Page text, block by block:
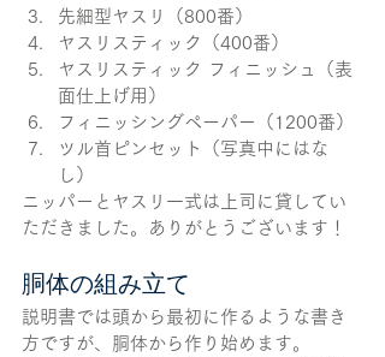
先細型ヤスリ（800番）
ヤスリスティック（400番）
ヤスリスティック フィニッシュ（表
面仕上げ用）
フィニッシングペーパー（1200番）
ツル首ピンセット（写真中にはな
し）
ニッパーとヤスリ一式は上司に貸してい
ただきました。ありがとうございます！
胴体の組み立て
説明書では頭から最初に作るような書き
方ですが、胴体から作り始めます。